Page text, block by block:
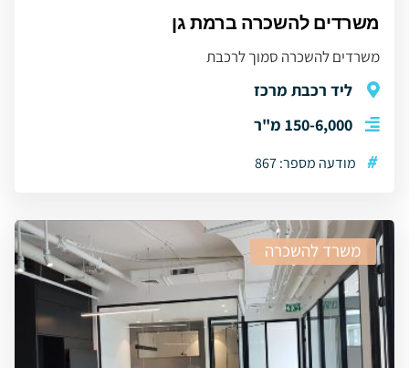
משרדים להשכרה ברמת גן
משרדים להשכרה סמוך לרכבת
ליד רכבת מרכז
150-6,000 מ"ר
# מודעה מספר: 867
משרד להשכרה